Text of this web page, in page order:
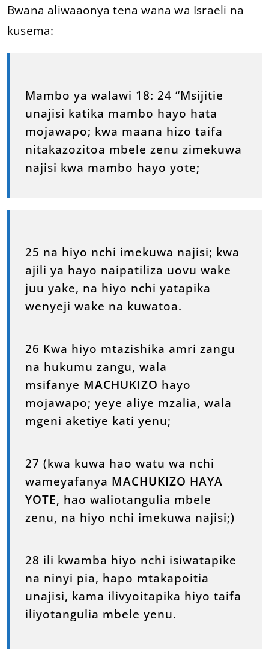
Bwana aliwaaonya tena wana wa Israeli na
kusema:
Mambo ya walawi 18: 24 “Msijitie
unajisi katika mambo hayo hata
mojawapo; kwa maana hizo taifa
nitakazozitoa mbele zenu zimekuwa
najisi kwa mambo hayo yote;
25 na hiyo nchi imekuwa najisi; kwa
ajili ya hayo naipatiliza uovu wake
juu yake, na hiyo nchi yatapika
wenyeji wake na kuwatoa.
26 Kwa hiyo mtazishika amri zangu
na hukumu zangu, wala
msifanye MACHUKIZO hayo
mojawapo; yeye aliye mzalia, wala
mgeni aketiye kati yenu;
27 (kwa kuwa hao watu wa nchi
wameyafanya MACHUKIZO HAYA
YOTE, hao waliotangulia mbele
zenu, na hiyo nchi imekuwa najisi;)
28 ili kwamba hiyo nchi isiwatapike
na ninyi pia, hapo mtakapoitia
unajisi, kama ilivyoitapika hiyo taifa
iliyotangulia mbele yenu.